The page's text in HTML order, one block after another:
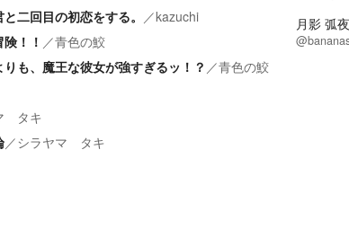
二回目の初恋をする。 ／kazuchi
！！ ／青色の鮫
も、魔王な彼女が強すぎるッ！？ ／青色の鮫
タキ
／シラヤマ タキ
月影 弧